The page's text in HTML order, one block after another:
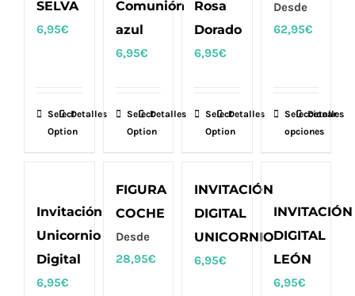
elegir
la
página
elegir
la
página
la
página
SELVA
6,95€
Select
Option
Detalles
Comunión
azul
6,95€
Select
Option
Detalles
Rosa
Dorado
6,95€
Select
Option
Detalles
Desde
62,95€
Seleccionar
opciones
Este
producto
variantes.
Detalles
Invitación
Unicornio
Digital
6,95€
FIGURA
COCHE
Desde
28,95€
INVITACIÓN
DIGITAL
UNICORNIO
6,95€
INVITACIÓN
DIGITAL
LEÓN
6,95€